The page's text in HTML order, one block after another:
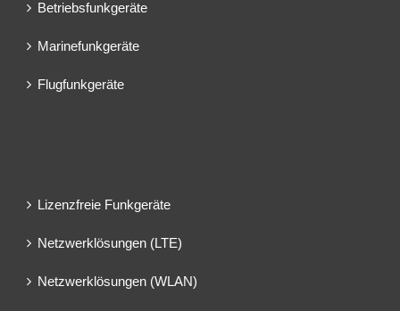
Betriebsfunkgeräte
Marinefunkgeräte
Flugfunkgeräte
Lizenzfreie Funkgeräte
Netzwerklösungen (LTE)
Netzwerklösungen (WLAN)